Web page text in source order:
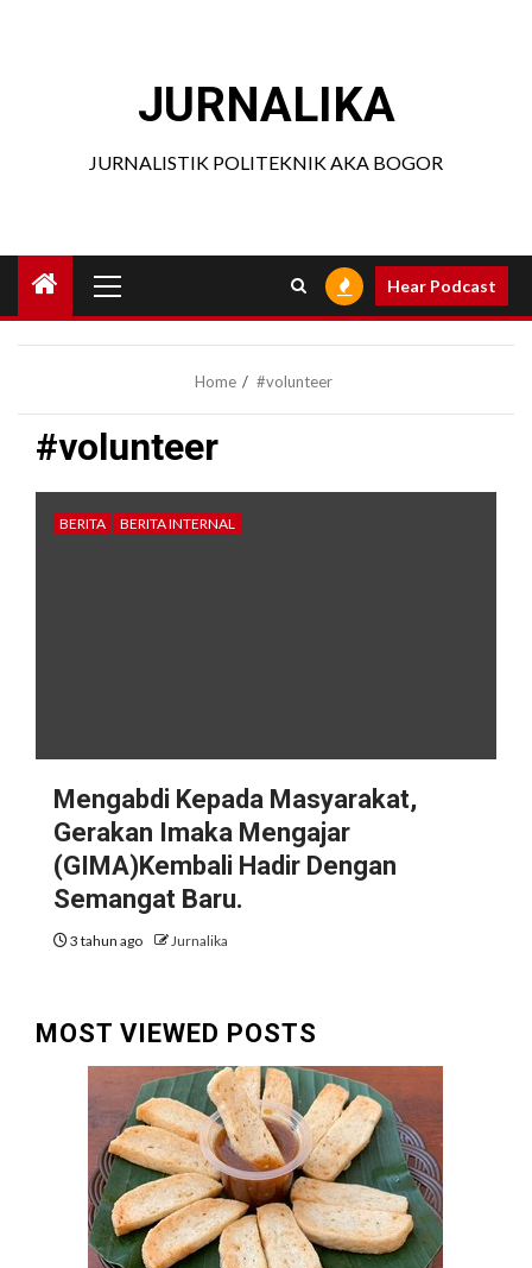
JURNALIKA
JURNALISTIK POLITEKNIK AKA BOGOR
Menu
Hear Podcast
Home #volunteer
#volunteer
BERITA BERITA INTERNAL
Mengabdi Kepada Masyarakat,
Gerakan Imaka Mengajar
(GIMA)Kembali Hadir Dengan
Semangat Baru.
3 tahun ago Jurnalika
MOST VIEWED POSTS